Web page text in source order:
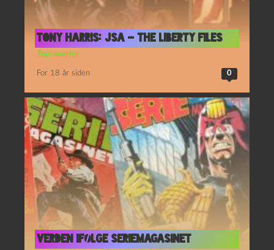
Tony Harris: JSA – The Liberty Files
Tegneserier
For 18 år siden 0
VERDEN IFØLGE SERIEMAGASINET